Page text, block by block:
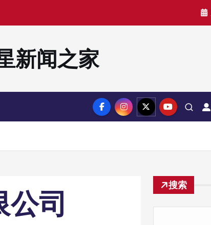
星新闻之家
司
搜索